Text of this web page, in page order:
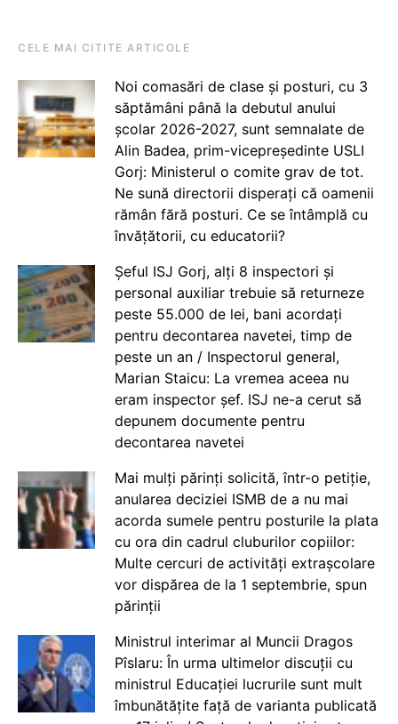
CELE MAI CITITE ARTICOLE
Noi comasări de clase și posturi, cu 3
săptămâni până la debutul anului
școlar 2026-2027, sunt semnalate de
Alin Badea, prim-vicepreședinte USLI
Gorj: Ministerul o comite grav de tot.
Ne sună directorii disperați că oamenii
rămân fără posturi. Ce se întâmplă cu
învățătorii, cu educatorii?
Șeful ISJ Gorj, alți 8 inspectori și
personal auxiliar trebuie să returneze
peste 55.000 de lei, bani acordați
pentru decontarea navetei, timp de
peste un an / Inspectorul general,
Marian Staicu: La vremea aceea nu
eram inspector șef. ISJ ne-a cerut să
depunem documente pentru
decontarea navetei
Mai mulți părinți solicită, într-o petiție,
anularea deciziei ISMB de a nu mai
acorda sumele pentru posturile la plata
cu ora din cadrul cluburilor copiilor:
Multe cercuri de activități extrașcolare
vor dispărea de la 1 septembrie, spun
părinții
Ministrul interimar al Muncii Dragos
Pîslaru: În urma ultimelor discuții cu
ministrul Educației lucrurile sunt mult
îmbunătățite față de varianta publicată